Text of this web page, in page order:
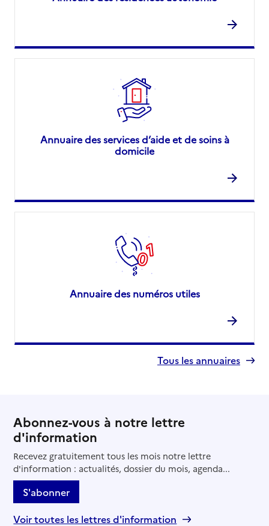
Annuaire des services d’aide et de soins à
domicile
Annuaire des numéros utiles
Tous les annuaires
Abonnez-vous à notre lettre
d'information
Recevez gratuitement tous les mois notre lettre
d'information : actualités, dossier du mois, agenda...
S'abonner
Voir toutes les lettres d'information